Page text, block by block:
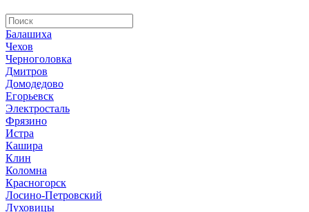
Балашиха
Чехов
Черноголовка
Дмитров
Домодедово
Егорьевск
Электросталь
Фрязино
Истра
Кашира
Клин
Коломна
Красногорск
Лосино-Петровский
Луховицы